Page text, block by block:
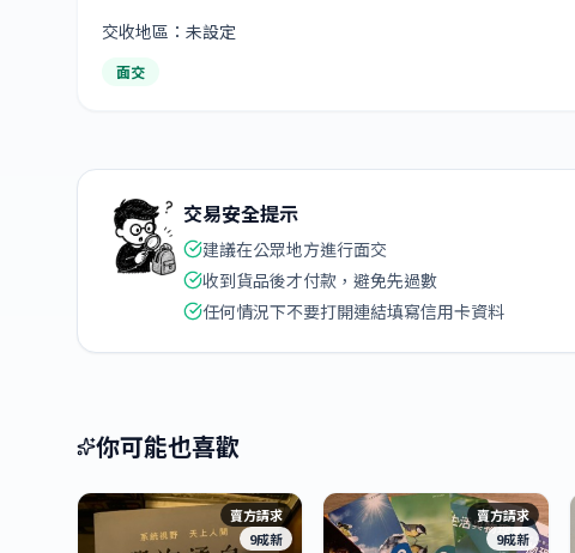
交收地區：未設定
面交
交易安全提示
建議在公眾地方進行面交
收到貨品後才付款，避免先過數
任何情況下不要打開連結填寫信用卡資料
你可能也喜歡
賣方請求
9成新
賣方請求
9成新